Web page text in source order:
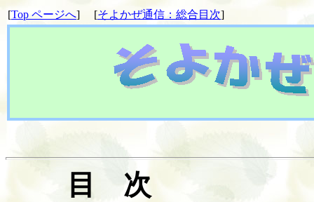
[Top ページへ] [そよかぜ通信：総合目次]
目 次